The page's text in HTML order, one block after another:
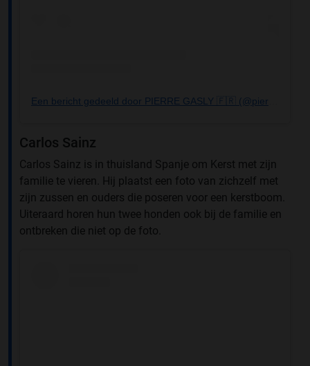
Carlos Sainz
Carlos Sainz is in thuisland Spanje om Kerst met zijn
familie te vieren. Hij plaatst een foto van zichzelf met
zijn zussen en ouders die poseren voor een kerstboom.
Uiteraard horen hun twee honden ook bij de familie en
ontbreken die niet op de foto.